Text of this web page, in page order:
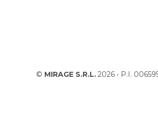
© MIRAGE S.R.L.2026 • P.I.